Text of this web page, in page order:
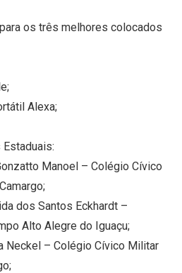
os três melhores colocados
Alexa;
Manoel – Colégio Cívico
dos Santos Eckhardt –
Alto Alegre do Iguaçu;
Neckel – Colégio Cívico Militar